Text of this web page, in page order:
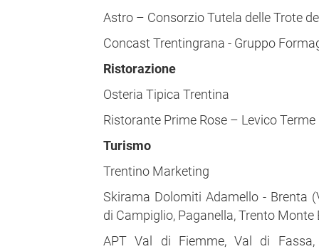
Astro – Consorzio Tutela delle Trote
Concast Trentingrana - Gruppo
Ristorazione
Osteria Tipica Trentina
Ristorante Prime Rose – Levico Terme
Turismo
Trentino Marketing
Skirama Dolomiti Adamello - Brenta
di Campiglio, Paganella, Trento Monte
APT Val di Fiemme, Val di